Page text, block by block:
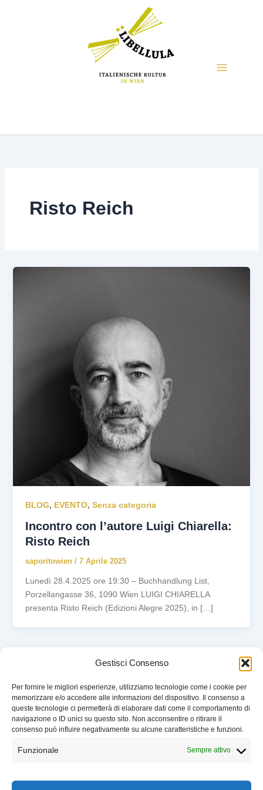
Gestisci Consenso
Per fornire le migliori esperienze, utilizziamo tecnologie come i cookie per
memorizzare e/o accedere alle informazioni del dispositivo. Il consenso a
queste tecnologie ci permetterà di elaborare dati come il comportamento di
navigazione o ID unici su questo sito. Non acconsentire o ritirare il
consenso può influire negativamente su alcune caratteristiche e funzioni.
Funzionale Sempre attivo
Risto Reich
BLOG, EVENTO, Senza categoria
Incontro con l’autore Luigi Chiarella:
Risto Reich
saporitowien / 7 Aprile 2025
Lunedì 28.4.2025 ore 19:30 – Buchhandlung List,
Porzellangasse 36, 1090 Wien LUIGI CHIARELLA
presenta Risto Reich (Edizioni Alegre 2025), in […]
EVENTI
CHI SIAMO
Battito – Libellula Book Club